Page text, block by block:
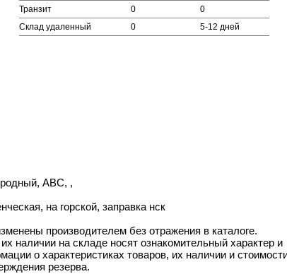
Транзит
0
0
Склад удаленный
0 5-12 дней
ABC, ,
на горской, заправка нск
производителем без отражения в каталоге.
наличии на складе носят ознакомительный характер и
о характеристиках товаров, их наличии и
резерва.